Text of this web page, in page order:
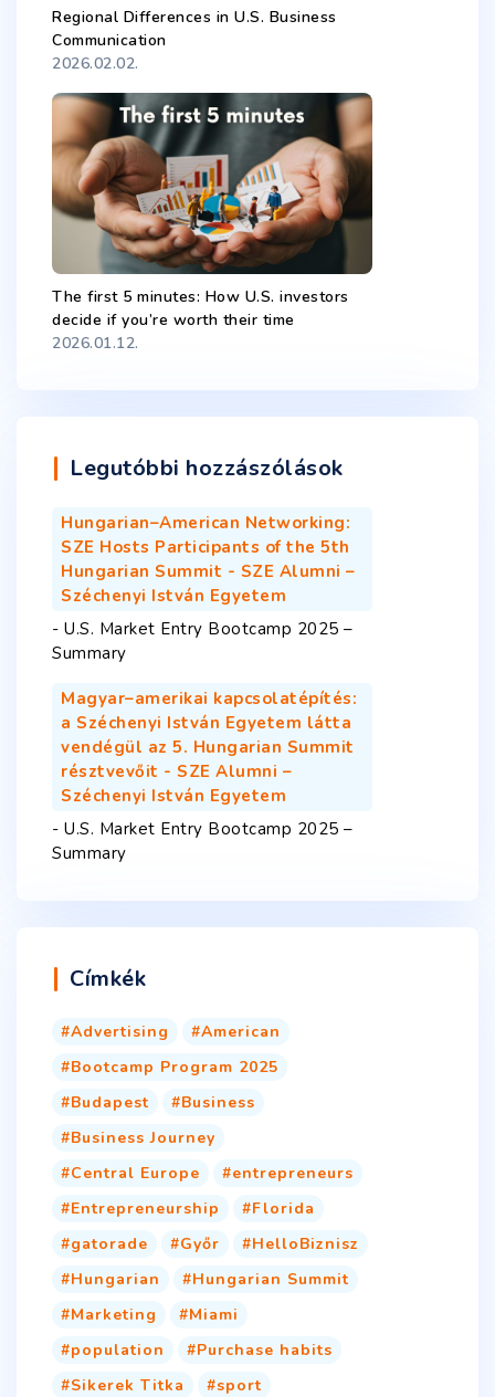
Regional Differences in U.S. Business
Communication
2026.02.02.
The first 5 minutes: How U.S. investors
decide if you’re worth their time
2026.01.12.
Legutóbbi hozzászólások
Hungarian–American Networking:
SZE Hosts Participants of the 5th
Hungarian Summit - SZE Alumni –
Széchenyi István Egyetem
- U.S. Market Entry Bootcamp 2025 –
Summary
Magyar–amerikai kapcsolatépítés:
a Széchenyi István Egyetem látta
vendégül az 5. Hungarian Summit
résztvevőit - SZE Alumni –
Széchenyi István Egyetem
- U.S. Market Entry Bootcamp 2025 –
Summary
Címkék
Advertising
American
Bootcamp Program 2025
Budapest
Business
Business Journey
Central Europe
entrepreneurs
Entrepreneurship
Florida
gatorade
Győr
HelloBiznisz
Hungarian
Hungarian Summit
Marketing
Miami
population
Purchase habits
Sikerek Titka
sport